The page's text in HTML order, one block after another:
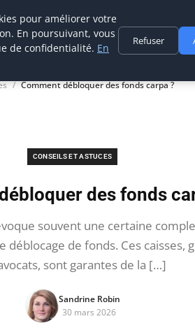
Comment débloquer des fonds carpa ?
CONSEILS ET ASTUCES
des fonds
souvent une certaine
déblocage de fonds. Ces caisses,
sont garantes de la […]
Sandrine Robin
30 mars 2026
pour améliorer votre
En poursuivant, vous
de confidentialité. En
Refuser